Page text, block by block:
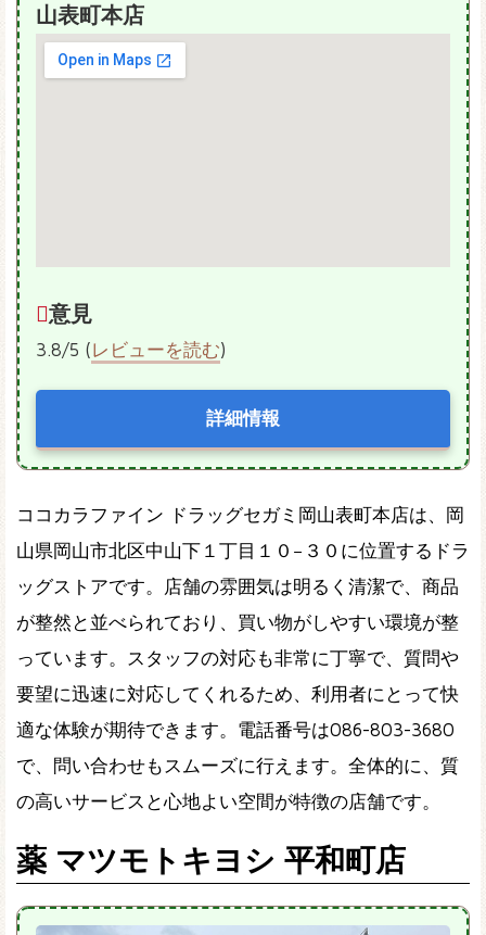
山表町本店
意見
3.8/5 (レビューを読む)
詳細情報
ココカラファイン ドラッグセガミ岡山表町本店は、岡
山県岡山市北区中山下１丁目１０−３０に位置するドラ
ッグストアです。店舗の雰囲気は明るく清潔で、商品
が整然と並べられており、買い物がしやすい環境が整
っています。スタッフの対応も非常に丁寧で、質問や
要望に迅速に対応してくれるため、利用者にとって快
適な体験が期待できます。電話番号は086-803-3680
で、問い合わせもスムーズに行えます。全体的に、質
の高いサービスと心地よい空間が特徴の店舗です。
薬 マツモトキヨシ 平和町店